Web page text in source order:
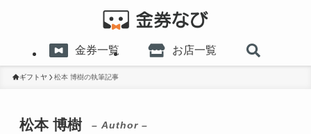
金券一覧 お店一覧
ギフトヤ 松本 博樹の執筆記事
松本 博樹 – Author –